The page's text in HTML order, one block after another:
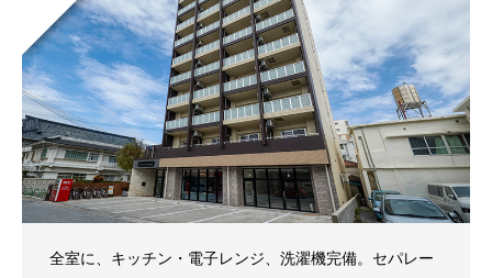
全室に、キッチン・電子レンジ、洗濯機完備。セパレー